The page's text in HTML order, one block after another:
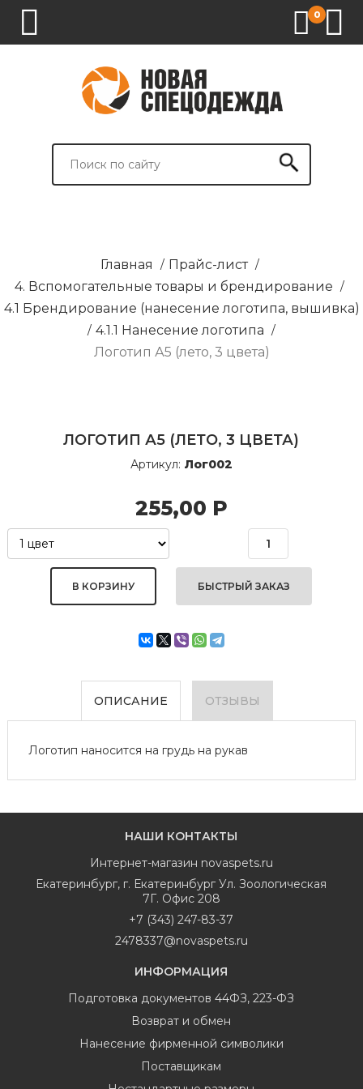
0
СПЕЦОДЕЖДА
СПЕЦОБУВЬ
СРЕДСТВА
ВСПОМОГАТЕЛЬНЫЕ
БРЕНДИРОВАНИЕ
Главная / Прайс-лист /
4. Вспомогательные товары и брендирование /
4.1 Брендирование (нанесение логотипа, вышивка)
/ 4.1.1 Нанесение логотипа /
Логотип А5 (лето, 3 цвета)
ЛОГОТИП А5 (ЛЕТО, 3 ЦВЕТА)
Артикул: Лог002
255,00 Р
БЫСТРЫЙ ЗАКАЗ
ОПИСАНИЕ ОТЗЫВЫ
Логотип наносится на грудь на рукав
НАШИ КОНТАКТЫ
Интернет-магазин novaspets.ru
Екатеринбург, г. Екатеринбург Ул. Зоологическая
7Г. Офис 208
+7 (343) 247-83-37
2478337@novaspets.ru
ИНФОРМАЦИЯ
Подготовка документов 44ФЗ, 223-ФЗ
Возврат и обмен
Нанесение фирменной символики
Поставщикам